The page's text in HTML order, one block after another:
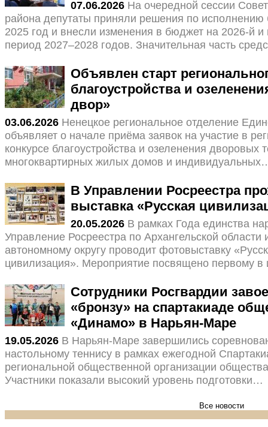
07.06.2026 На очередной сессии
района депутаты приняли решения по исполнению
2025 год и внесли изменения в бюджет на 2026-й
период 2027–2028 годов. Значительная часть
Объявлен старт
благоустройства и
двор»
03.06.2026 Ненецкое региональное отделение
объявляет о начале приёма заявок на участие в
конкурсе благоустройства и озеленения дворовых
многоквартирных жилых домов и
В Управлении Росреестра
выставка «Русская
20.05.2026 В рамках Года единства
Управление Росреестра по Архангельской области
автономному округу проводит фотовыставку
цивилизация». Мероприятие посвящено первому
Сотрудники Росгвардии
«бронзу» на спартакиаде
«Динамо» в Нарьян-Маре
19.05.2026 В Нарьян-Маре завершились
настольному теннису в рамках ежегодной
региональной общественной организации
Участники показали высокий уровень подготовки…
Все новости